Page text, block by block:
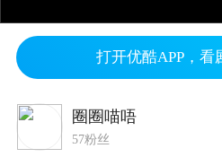
打开优酷APP，看
圈圈喵唔
57粉丝